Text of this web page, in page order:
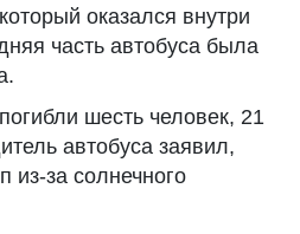
оказался внутри
часть автобуса была
шесть человек, 21
автобуса заявил,
из-за солнечного